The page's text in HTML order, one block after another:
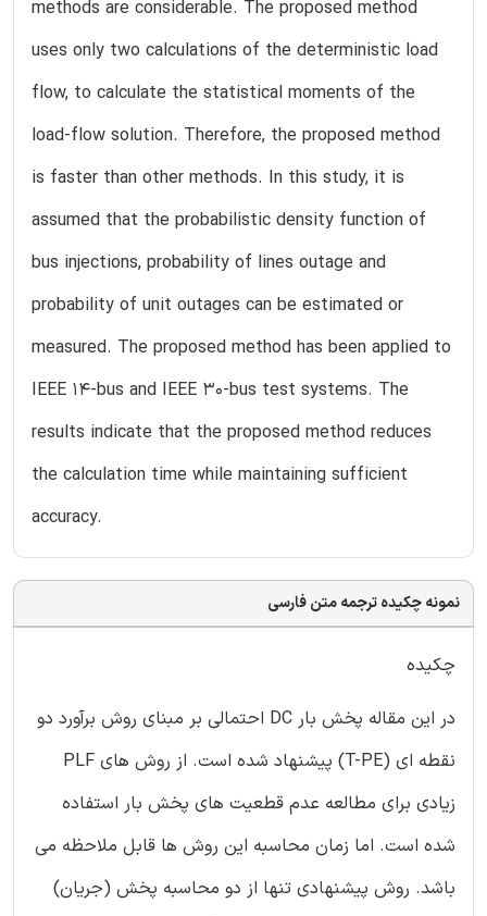
methods are considerable. The proposed method
uses only two calculations of the deterministic load
flow, to calculate the statistical moments of the
load-flow solution. Therefore, the proposed method
is faster than other methods. In this study, it is
assumed that the probabilistic density function of
bus injections, probability of lines outage and
probability of unit outages can be estimated or
measured. The proposed method has been applied to
IEEE 14-bus and IEEE 30-bus test systems. The
results indicate that the proposed method reduces
the calculation time while maintaining sufficient
accuracy.
نمونه چکیده ترجمه متن فارسی
چکیده
در این مقاله پخش بار DC احتمالی بر مبنای روش برآورد دو
نقطه ای (T-PE) پیشنهاد شده است. از روش های PLF
زیادی برای مطالعه عدم قطعیت های پخش بار استفاده
شده است. اما زمان محاسبه این روش ها قابل ملاحظه می
باشد. روش پیشنهادی تنها از دو محاسبه پخش (جریان)